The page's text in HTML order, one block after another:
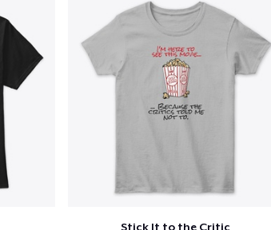
Stick It to the Critic